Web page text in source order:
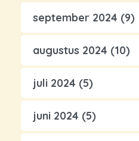
september 2024 (9)
augustus 2024 (10)
juli 2024 (5)
juni 2024 (5)